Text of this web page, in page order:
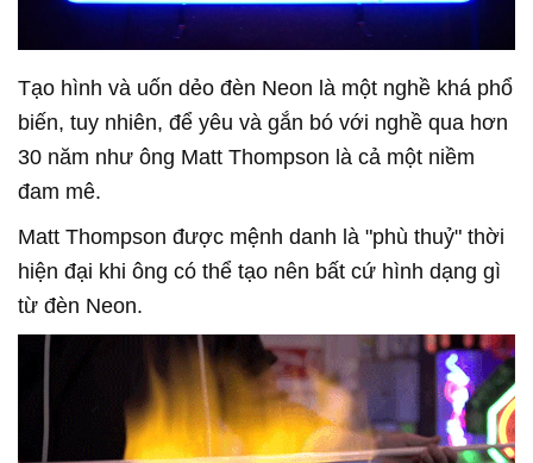
Tạo hình và uốn dẻo đèn Neon là một nghề khá phổ
biến, tuy nhiên, để yêu và gắn bó với nghề qua hơn
30 năm như ông Matt Thompson là cả một niềm
đam mê.
Matt Thompson được mệnh danh là "phù thuỷ" thời
hiện đại khi ông có thể tạo nên bất cứ hình dạng gì
từ đèn Neon.